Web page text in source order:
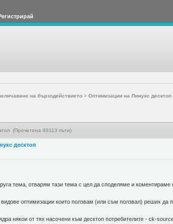
на бързодействието> Оптимизации на Линукс десктоп
(Прочетена 93113 пъти)
десктоп
тема, отварям тази тема с цел да споделяме и коментираме
оптимизации които ползвам (или съм ползвал) реших да
някои от тях насочени към десктоп потребителите - ck-